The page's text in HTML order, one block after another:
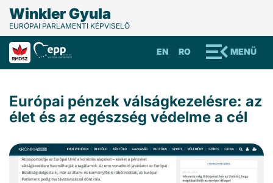
Winkler Gyula
EURÓPAI PARLAMENTI KÉPVISELŐ
MENÜ
RO
EN
Európai pénzek válságkezelésre: az
élet és az egészség védelme a cél